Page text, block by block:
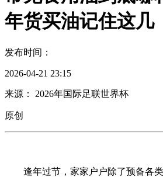
年货买油记住这几
发布时间：
2026-04-21 23:15
来源： 2026年国际足联世界杯
原创
逢年过节，家家户户除了预备各类